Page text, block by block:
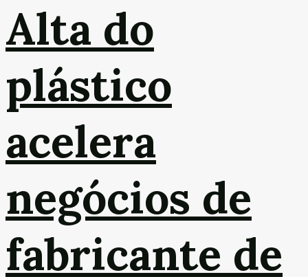
Alta do
plástico
acelera
negócios de
fabricante de